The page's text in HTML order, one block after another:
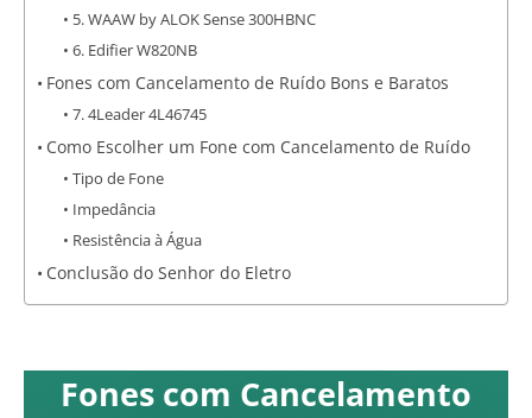
5. WAAW by ALOK Sense 300HBNC
6. Edifier W820NB
Fones com Cancelamento de Ruído Bons e Baratos
7. 4Leader 4L46745
Como Escolher um Fone com Cancelamento de Ruído
Tipo de Fone
Impedância
Resistência à Água
Conclusão do Senhor do Eletro
Fones com Cancelamento